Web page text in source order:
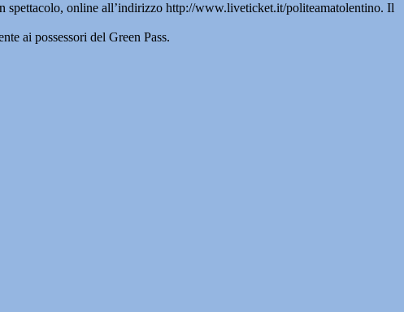
spettacolo, online all’indirizzo http://www.liveticket.it/politeamatolentino. Il
ai possessori del Green Pass.